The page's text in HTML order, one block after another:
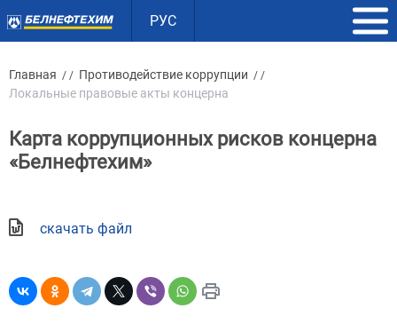
РУС
Главная / / Противодействие коррупции / /
Локальные правовые акты концерна
Карта коррупционных рисков концерна
«Белнефтехим»
скачать файл